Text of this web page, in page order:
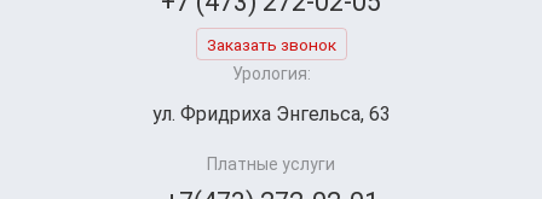
Заказать звонок
Урология:
ул. Фридриха Энгельса, 63
Платные услуги